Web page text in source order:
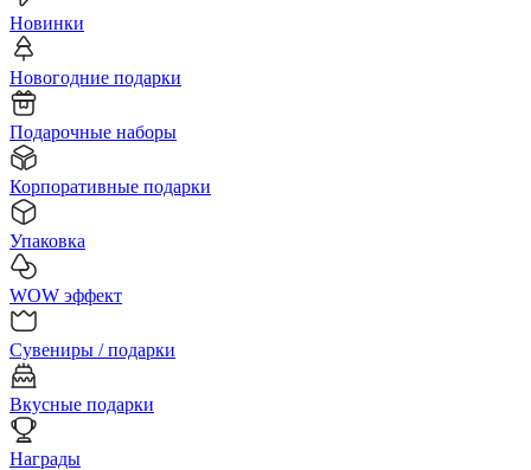
Новинки
Новогодние подарки
Подарочные наборы
Корпоративные подарки
Упаковка
WOW эффект
Сувениры / подарки
Вкусные подарки
Награды